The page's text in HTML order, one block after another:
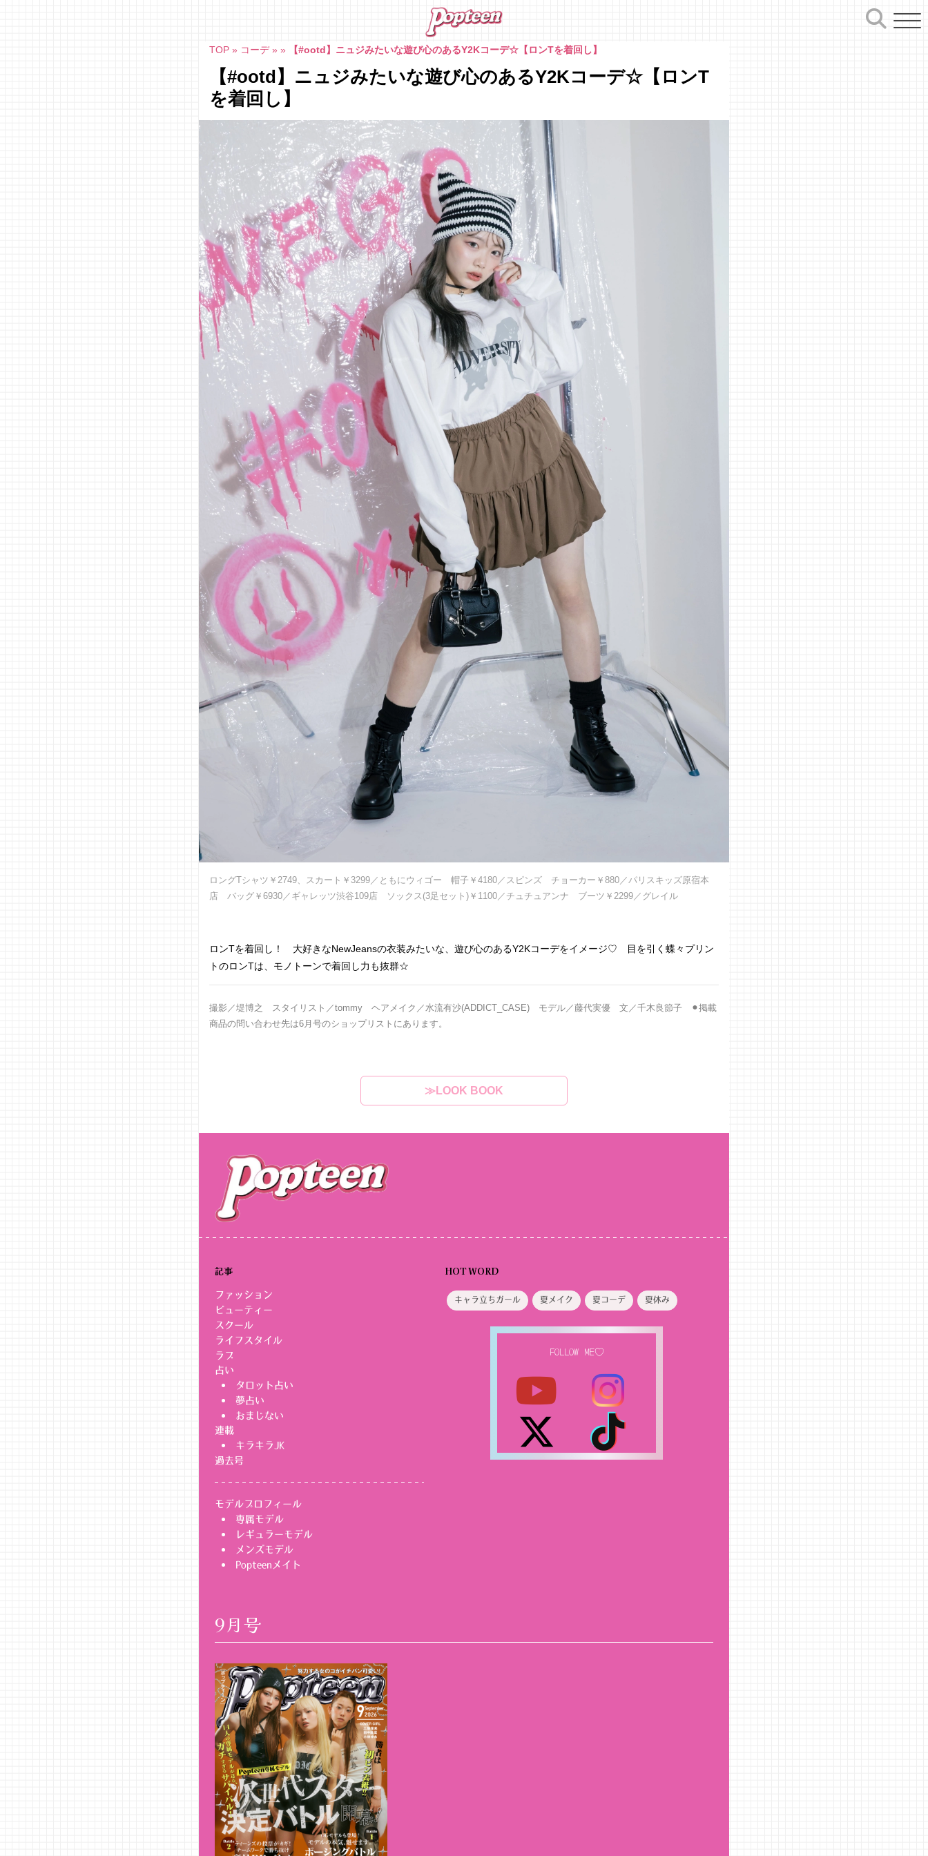
TOP » コーデ»» 【#ootd】ニュジみたいな遊び心のあるY2Kコーデ☆【ロンTを着回し】
【#ootd】ニュジみたいな遊び心のあるY2Kコーデ☆【ロンT
を着回し】
ロングTシャツ￥2749、スカート￥3299／ともにウィゴー 帽子￥4180／スピンズ チョーカー￥880／パリスキッズ原宿本
店 バッグ￥6930／ギャレッツ渋谷109店 ソックス(3足セット)￥1100／チュチュアンナ ブーツ￥2299／グレイル
ロンTを着回し！ 大好きなNewJeansの衣装みたいな、遊び心のあるY2Kコーデをイメージ♡ 目を引く蝶々プリン
トのロンTは、モノトーンで着回し力も抜群☆
撮影／堤博之 スタイリスト／tommy ヘアメイク／水流有沙(ADDICT_CASE) モデル／藤代実優
文／千木良節子 ⚫︎掲載
商品の問い合わせ先は6月号のショップリストにあります。
≫LOOK BOOK
記事
ファッション
ビューティー
スクール
ライフスタイル
ラブ
占い
タロット占い
夢占い
おまじない
連載
キラキラJK
過去号
モデルプロフィール
専属モデル
レギュラーモデル
メンズモデル
Popteenメイト
HOT WORD
キャラ立ちガール 夏メイク 夏コーデ 夏休み
FOLLOW ME♡
9月号